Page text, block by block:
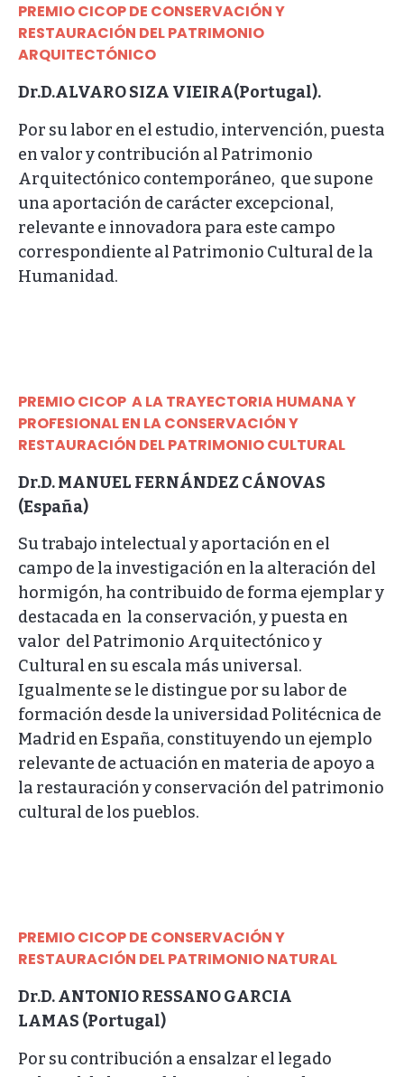
PREMIO CICOP DE CONSERVACIÓN Y
RESTAURACIÓN DEL PATRIMONIO
ARQUITECTÓNICO
Dr.D.ALVARO SIZA VIEIRA(Portugal).
Por su labor en el estudio, intervención, puesta
en valor y contribución al Patrimonio
Arquitectónico contemporáneo, que supone
una aportación de carácter excepcional,
relevante e innovadora para este campo
correspondiente al Patrimonio Cultural de la
Humanidad.
PREMIO CICOP A LA TRAYECTORIA HUMANA Y
PROFESIONAL EN LA CONSERVACIÓN Y
RESTAURACIÓN DEL PATRIMONIO CULTURAL
Dr.D. MANUEL FERNÁNDEZ CÁNOVAS
(España)
Su trabajo intelectual y aportación en el
campo de la investigación en la alteración del
hormigón, ha contribuido de forma ejemplar y
destacada en la conservación, y puesta en
valor del Patrimonio Arquitectónico y
Cultural en su escala más universal.
Igualmente se le distingue por su labor de
formación desde la universidad Politécnica de
Madrid en España, constituyendo un ejemplo
relevante de actuación en materia de apoyo a
la restauración y conservación del patrimonio
cultural de los pueblos.
PREMIO CICOP DE CONSERVACIÓN Y
RESTAURACIÓN DEL PATRIMONIO NATURAL
Dr.D. ANTONIO RESSANO GARCIA
LAMAS (Portugal)
Por su contribución a ensalzar el legado